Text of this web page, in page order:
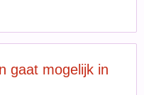
gaat mogelijk in